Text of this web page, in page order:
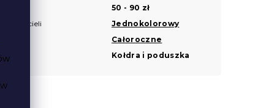
50 - 90 zł
pościeli
Jednokolorowy
Całoroczne
Kołdra i poduszka